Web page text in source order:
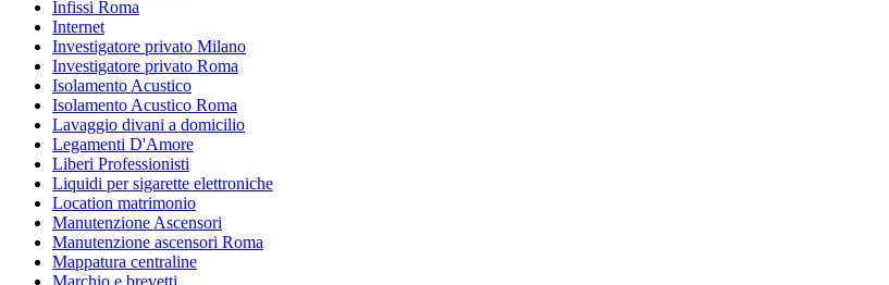
Infissi Roma
Internet
Investigatore privato Milano
Investigatore privato Roma
Isolamento Acustico
Isolamento Acustico Roma
Lavaggio divani a domicilio
Legamenti D'Amore
Liberi Professionisti
Liquidi per sigarette elettroniche
Location matrimonio
Manutenzione Ascensori
Manutenzione ascensori Roma
Mappatura centraline
Marchio e brevetti